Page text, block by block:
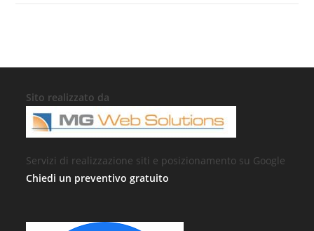
Sito realizzato da
Servizi di realizzazione siti e posizionamento su Google
Chiedi un preventivo gratuito